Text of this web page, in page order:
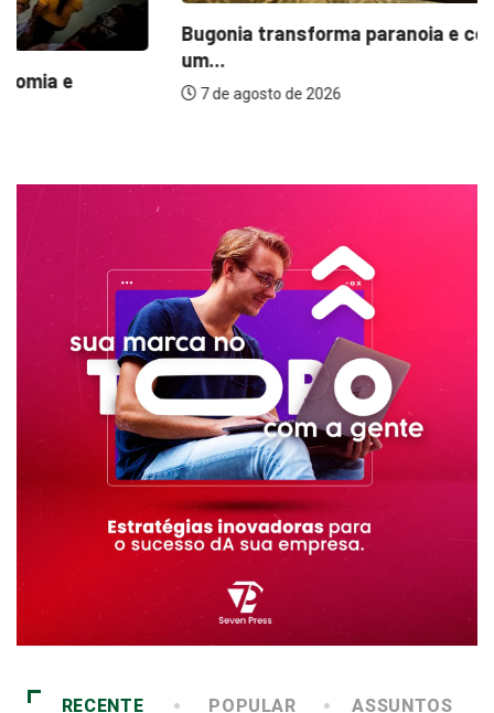
Bugonia transforma paranoia e conspiração em
um...
7 de agosto de 2026
RECENTE POPULAR ASSUNTOS